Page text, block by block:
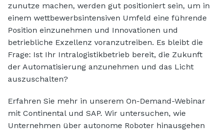
zunutze machen, werden gut positioniert sein, um in
einem wettbewerbsintensiven Umfeld eine führende
Position einzunehmen und Innovationen und
betriebliche Exzellenz voranzutreiben. Es bleibt die
Frage: Ist Ihr Intralogistikbetrieb bereit, die Zukunft
der Automatisierung anzunehmen und das Licht
auszuschalten?
Erfahren Sie mehr in unserem On-Demand-Webinar
mit Continental und SAP. Wir untersuchen, wie
Unternehmen über autonome Roboter hinausgehen